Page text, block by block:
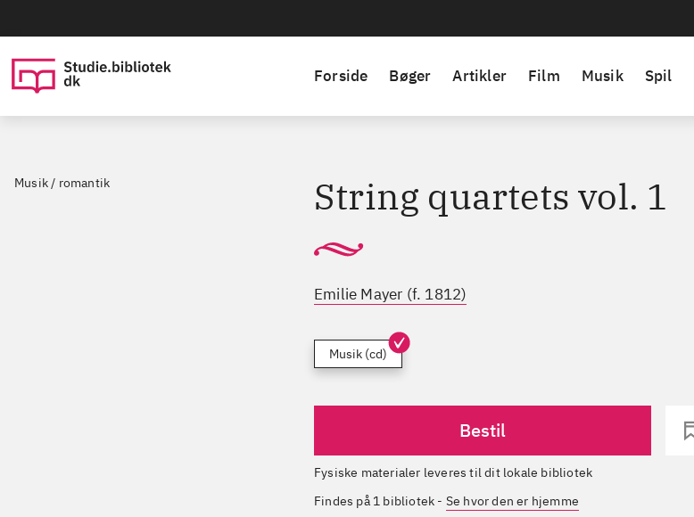
Forside Bøger Artikler Film Musik Spil
Musik / romantik String quartets vol. 1
Emilie Mayer (f. 1812)
Musik (cd)
Bestil
Fysiske materialer leveres til dit lokale bibliotek
Findes på 1 bibliotek - Se hvor den er hjemme